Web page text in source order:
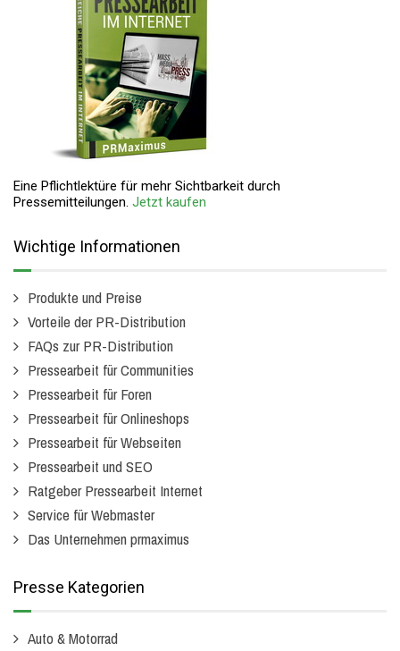
Eine Pflichtlektüre für mehr Sichtbarkeit durch
Pressemitteilungen. Jetzt kaufen
Wichtige Informationen
Produkte und Preise
Vorteile der PR-Distribution
FAQs zur PR-Distribution
Pressearbeit für Communities
Pressearbeit für Foren
Pressearbeit für Onlineshops
Pressearbeit für Webseiten
Pressearbeit und SEO
Ratgeber Pressearbeit Internet
Service für Webmaster
Das Unternehmen prmaximus
Presse Kategorien
Auto & Motorrad